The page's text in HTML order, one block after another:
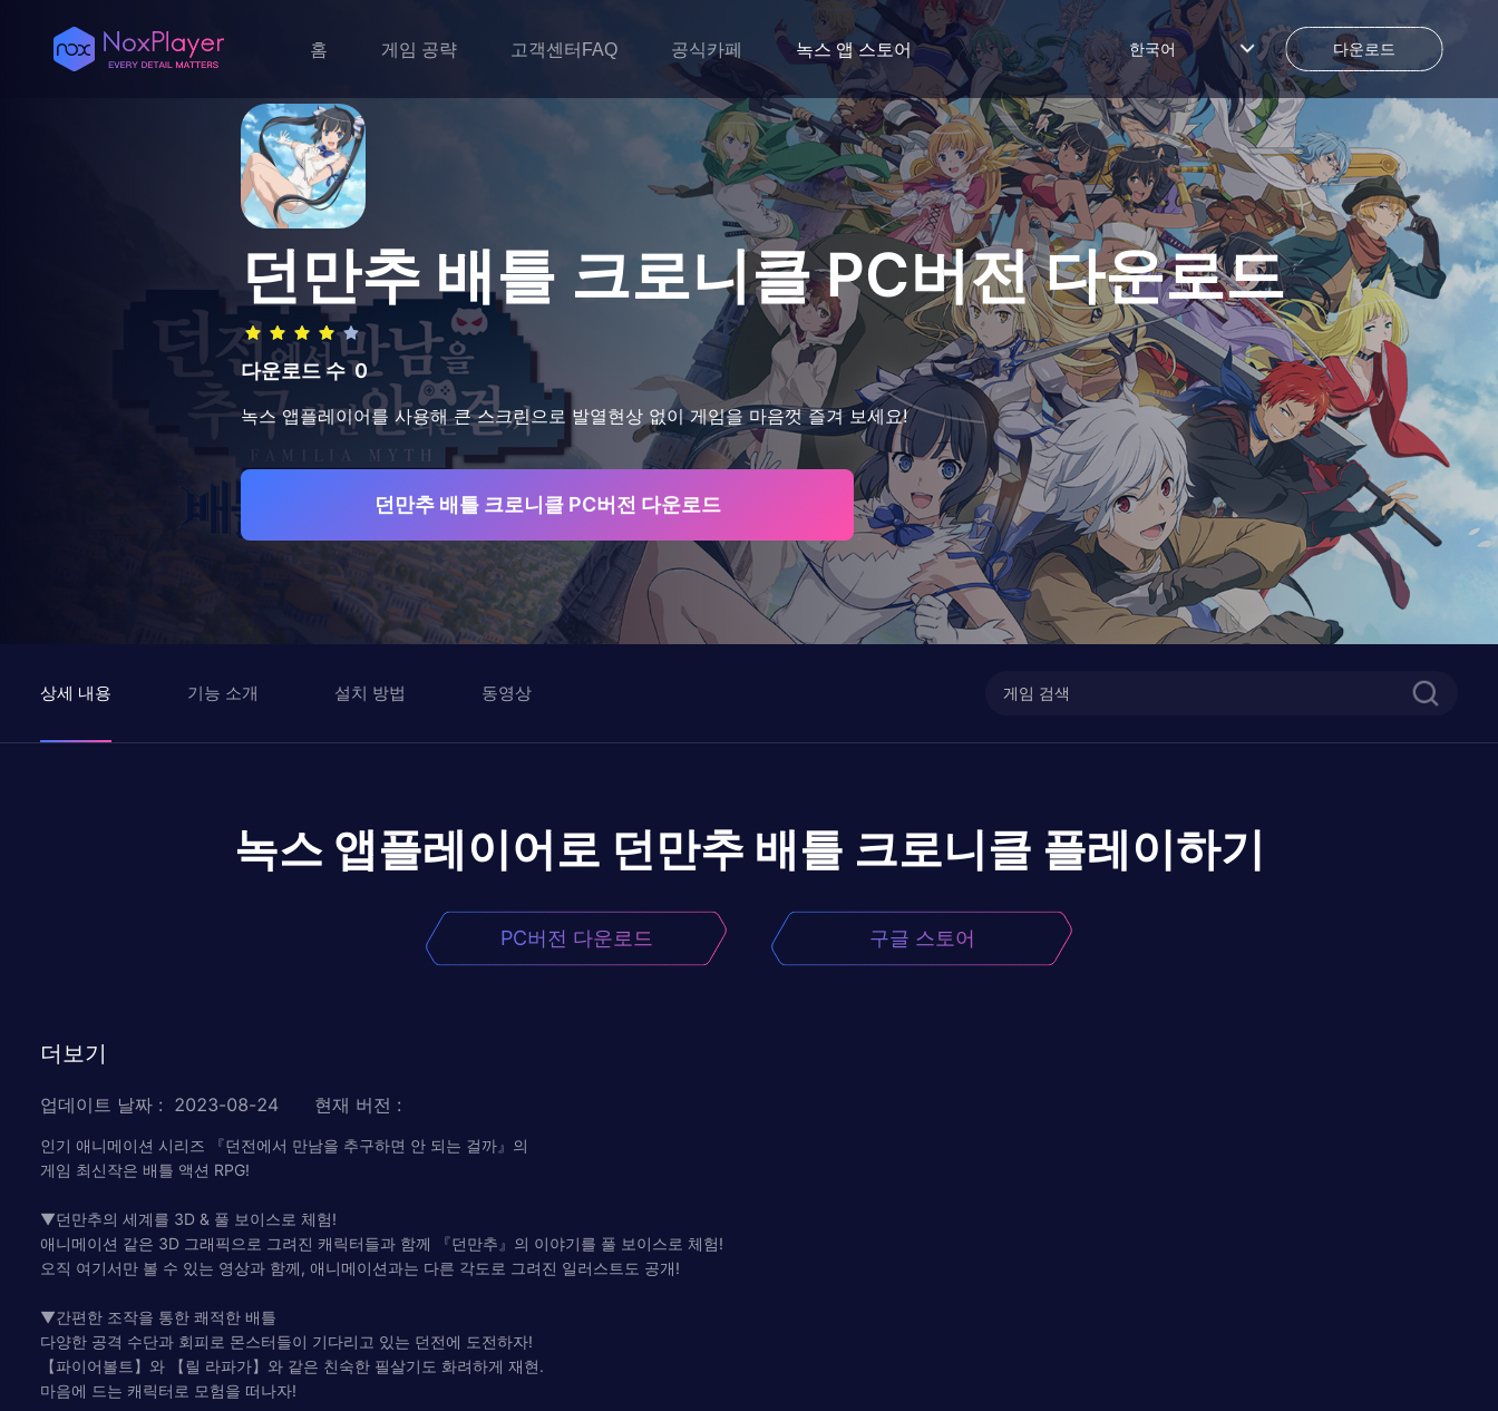
홈 게임 공략 고객센터FAQ 공식카페 녹스 앱 스토어 한국어 다운로드
던만추 배틀 크로니클PC버전 다운로드
다운로드 수 0
녹스 앱플레이어를 사용해 큰 스크린으로 발열현상 없이 게임을 마음껏 즐겨 보세요!
던만추 배틀 크로니클 PC버전 다운로드
상세 내용 기능 소개 설치 방법 동영상
녹스 앱플레이어로 던만추 배틀 크로니클 플레이하기
PC버전 다운로드 구글 스토어
더보기
업데이트 날짜 : 2023-08-24 현재 버전 :
인기 애니메이션 시리즈 『던전에서 만남을 추구하면 안 되는 걸까』의
게임 최신작은 배틀 액션 RPG!
▼던만추의 세계를 3D & 풀 보이스로 체험!
애니메이션 같은 3D 그래픽으로 그려진 캐릭터들과 함께 『던만추』의 이야기를 풀 보이스로 체험!
오직 여기서만 볼 수 있는 영상과 함께, 애니메이션과는 다른 각도로 그려진 일러스트도 공개!
▼간편한 조작을 통한 쾌적한 배틀
다양한 공격 수단과 회피로 몬스터들이 기다리고 있는 던전에 도전하자!
【파이어볼트】와 【릴 라파가】와 같은 친숙한 필살기도 화려하게 재현.
마음에 드는 캐릭터로 모험을 떠나자!